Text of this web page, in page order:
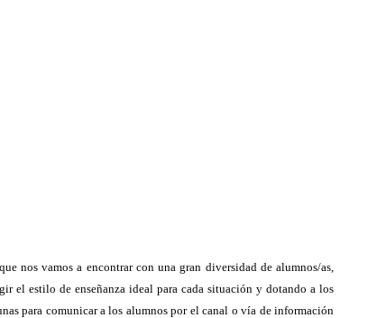
nos vamos a encontrar con una gran diversidad de alumnos/as,
el estilo de enseñanza ideal para cada situación y dotando a los
para comunicar a los alumnos por el canal o vía de información